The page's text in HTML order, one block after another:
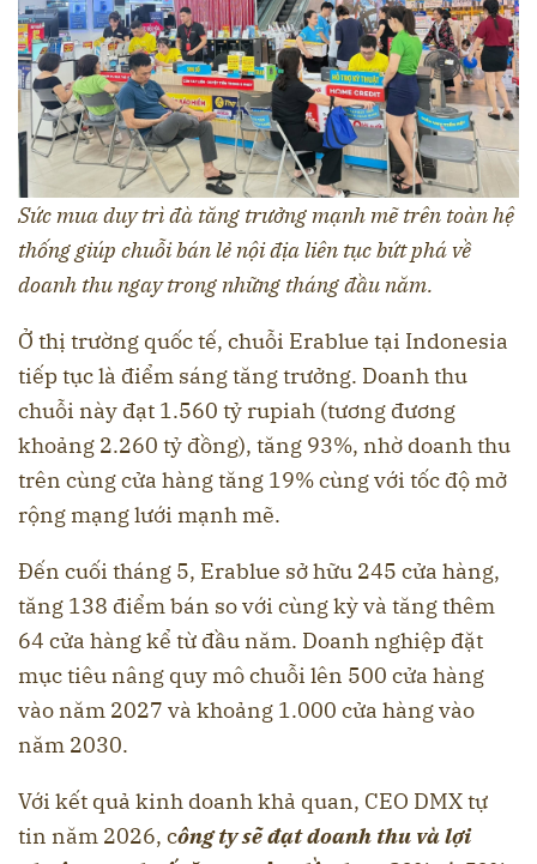
Sức mua duy trì đà tăng trưởng mạnh mẽ trên toàn hệ
thống giúp chuỗi bán lẻ nội địa liên tục bứt phá về
doanh thu ngay trong những tháng đầu năm.
Ở thị trường quốc tế, chuỗi Erablue tại Indonesia
tiếp tục là điểm sáng tăng trưởng. Doanh thu
chuỗi này đạt 1.560 tỷ rupiah (tương đương
khoảng 2.260 tỷ đồng), tăng 93%, nhờ doanh thu
trên cùng cửa hàng tăng 19% cùng với tốc độ mở
rộng mạng lưới mạnh mẽ.
Đến cuối tháng 5, Erablue sở hữu 245 cửa hàng,
tăng 138 điểm bán so với cùng kỳ và tăng thêm
64 cửa hàng kể từ đầu năm. Doanh nghiệp đặt
mục tiêu nâng quy mô chuỗi lên 500 cửa hàng
vào năm 2027 và khoảng 1.000 cửa hàng vào
năm 2030.
Với kết quả kinh doanh khả quan, CEO DMX tự
tin năm 2026, công ty sẽ đạt doanh thu và lợi